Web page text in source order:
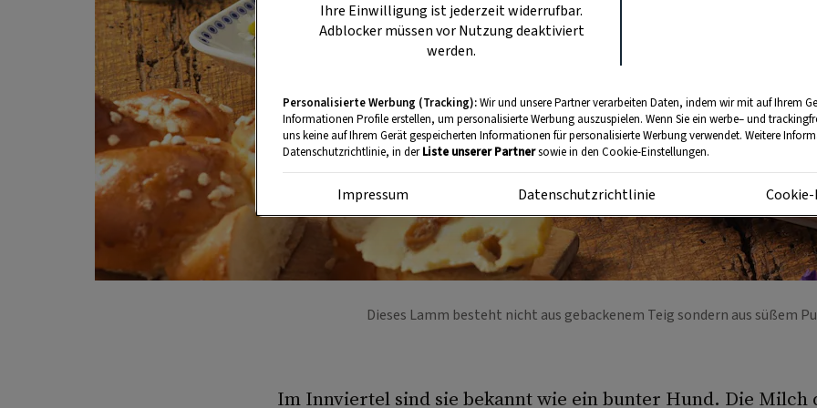
Dieses Lamm besteht nicht aus gebackenem Teig sondern aus süßem
Im Innviertel sind sie bekannt wie ein bunter Hund. Die Milch
Ihre Einwilligung ist jederzeit widerrufbar.
Adblocker müssen vor Nutzung deaktiviert
werden.
Personalisierte Werbung (Tracking):Wir und unsere Partner verarbeiten Daten, indem wir mit auf Ihrem
Informationen Profile erstellen, um personalisierte Werbung auszuspielen. Wenn Sie ein werbe– und
uns keine auf Ihrem Gerät gespeicherten Informationen für personalisierte Werbung verwendet. Weitere
Datenschutzrichtlinie, in derListe unserer Partnersowie in den Cookie-Einstellungen.
Impressum Datenschutzrichtlinie